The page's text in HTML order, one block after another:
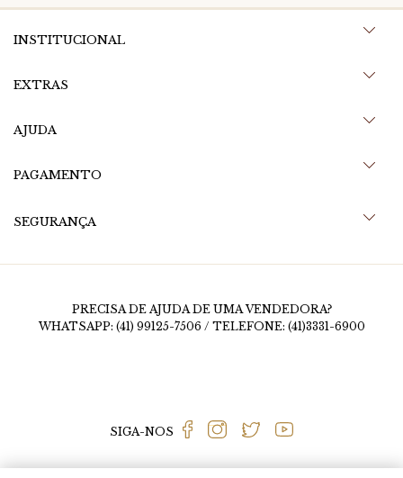
INSTITUCIONAL
EXTRAS
AJUDA
PAGAMENTO
SEGURANÇA
PRECISA DE AJUDA DE UMA VENDEDORA?
WHATSAPP: (41) 99125-7506 / TELEFONE: (41)3331-6900
SIGA-NOS